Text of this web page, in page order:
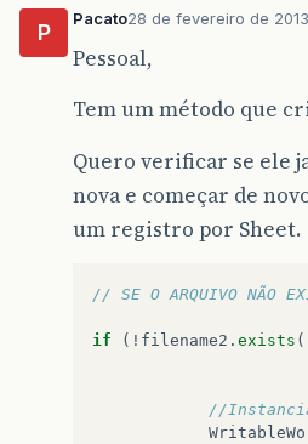
P
Pacato28 de fevereiro de 2013
Pessoal,
Tem um método que
Quero verificar se ele
nova e começar de
um registro por Sheet.
// SE O ARQUIVO NÃO
if ( ! filename2 . exists
//